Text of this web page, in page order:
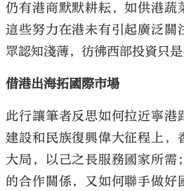
仍有港商默默耕耘，如供港蔬
這些努力在港未有引起廣泛關
眾認知淺薄，彷彿西部投資只是
借港出海拓國際市場
此行讓筆者反思如何拉近寧港
建設和民族復興偉大征程上，
大局，以己之長服務國家所需
的合作關係，又如何聯手做好